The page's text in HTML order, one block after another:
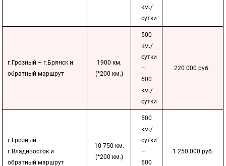
км./
сутки
г.Грозный – г.Брянск и
обратный маршрут
1900 км.
(*200 км.)
500
км./
сутки
–
600
км./
сутки
220 000 руб.
г.Грозный –
г.Владивосток и
обратный маршрут
10 750 км.
(*200 км.)
500
км./
сутки
–
600
1 250 000 руб.